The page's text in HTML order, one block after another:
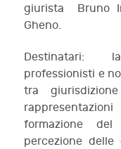
giurista Bruno
Gheno.
Destinatari:
professionisti e
tra
formazione
percezione